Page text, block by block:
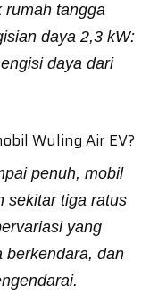
rumah tangga
daya 2,3 kW:
daya dari
Wuling Air EV?
penuh, mobil
sekitar tiga ratus
yang
berkendara, dan